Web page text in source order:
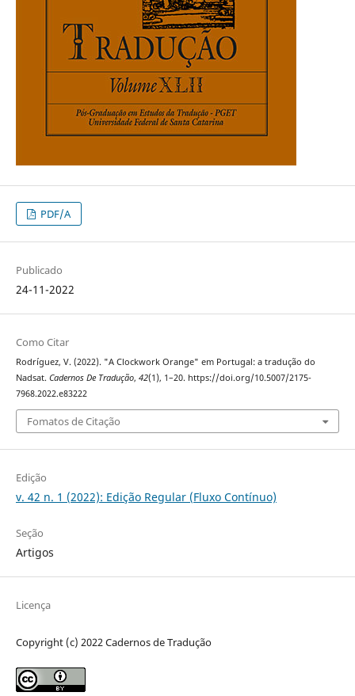
PDF/A
Publicado
24-11-2022
Como Citar
Rodríguez, V. (2022). "A Clockwork Orange" em Portugal: a tradução do
Nadsat. Cadernos De Tradução, 42(1), 1–20. https://doi.org/10.5007/2175-
7968.2022.e83222
Fomatos de Citação
Edição
v. 42 n. 1 (2022): Edição Regular (Fluxo Contínuo)
Seção
Artigos
Licença
Copyright (c) 2022 Cadernos de Tradução